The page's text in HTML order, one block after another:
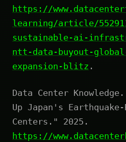
https://
learning/article/
sustainable-ai-
ntt-data-buyout-
expansion-blitz .
Data Center
Up Japan's Earthquake-
Centers." 2025.
https://